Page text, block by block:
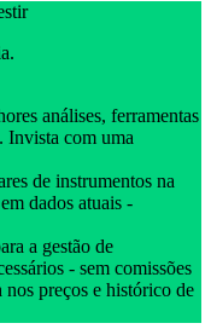
análises, ferramentas
Invista com uma
de instrumentos na
dados atuais -
a gestão de
- sem comissões
preços e histórico de